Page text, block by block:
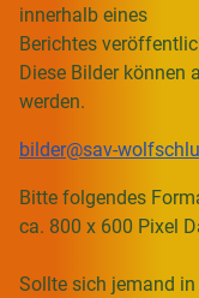
innerhalb eines
Berichtes
Diese Bilder können
werden.
bilder@sav-
Bitte folgendes
ca. 800 x 600 Pixel
Sollte sich jemand